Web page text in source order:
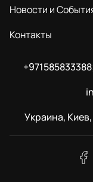
Новости и
Контакты
Украина,